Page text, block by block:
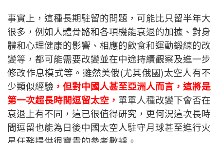
事實上，這種長期駐留的問題，可能比只留半年大
很多，例如人體骨骼和各項機能衰退的加據、對身
體和心理健康的影響、相應的飲食和運動鍛練的改
變等，都可能需要改變並在中途持續觀察及進一步
修改作息模式等。雖然美俄(尤其俄國)太空人有不
少類似經驗 ，但對中國人甚至亞洲人而言，這將是
第一次超長時間逗留太空， 單單人種改變下會否在
衰退上有不同，這已很值得研究，更何況這次長時
間逗留也能為日後中國太空人駐守月球甚至進行火
星任務提供很寶貴的參考數據。